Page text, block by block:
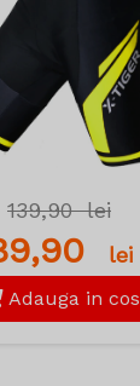
139,90lei
lei
Adauga in cos